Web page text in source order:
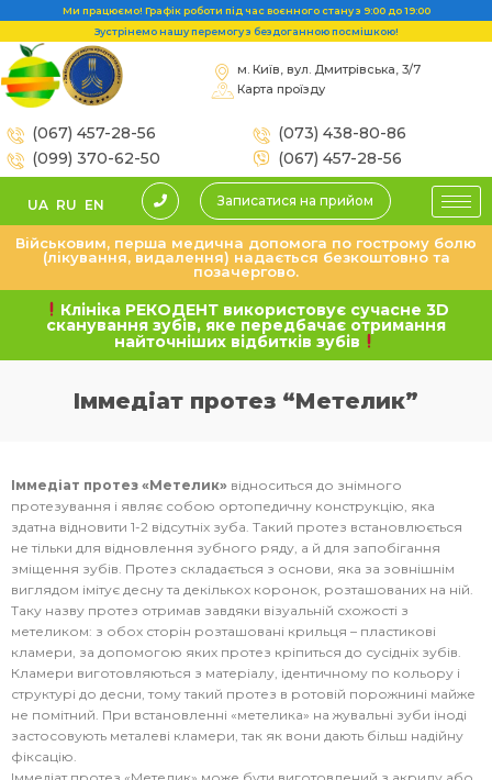
Ми працюємо! Графік роботи під час воєнного стану з 9:00 до 19:00
Зустрінемо нашу перемогу з бездоганною посмішкою!
м. Київ, вул. Дмитрівська, 3/7
Карта проїзду
(067) 457-28-56
(099) 370-62-50
(073) 438-80-86
(067) 457-28-56
Записатися на прийом
UA RU EN
Військовим, перша медична допомога по гострому болю
(лікування, видалення) надається безкоштовно та
позачергово.
Клініка РЕКОДЕНТ використовує сучасне 3D
сканування зубів, яке передбачає отримання
найточніших відбитків зубів
Іммедіат протез “Метелик”
Іммедіат протез «Метелик» відноситься до знімного
протезування і являє собою ортопедичну конструкцію, яка
здатна відновити 1-2 відсутніх зуба. Такий протез встановлюється
не тільки для відновлення зубного ряду, а й для запобігання
зміщення зубів. Протез складається з основи, яка за зовнішнім
виглядом імітує десну та декількох коронок, розташованих на ній.
Таку назву протез отримав завдяки візуальній схожості з
метеликом: з обох сторін розташовані крильця – пластикові
кламери, за допомогою яких протез кріпиться до сусідніх зубів.
Кламери виготовляються з матеріалу, ідентичному по кольору і
структурі до десни, тому такий протез в ротовій порожнині майже
не помітний. При встановленні «метелика» на жувальні зуби іноді
застосовують металеві кламери, так як вони дають більш надійну
фіксацію.